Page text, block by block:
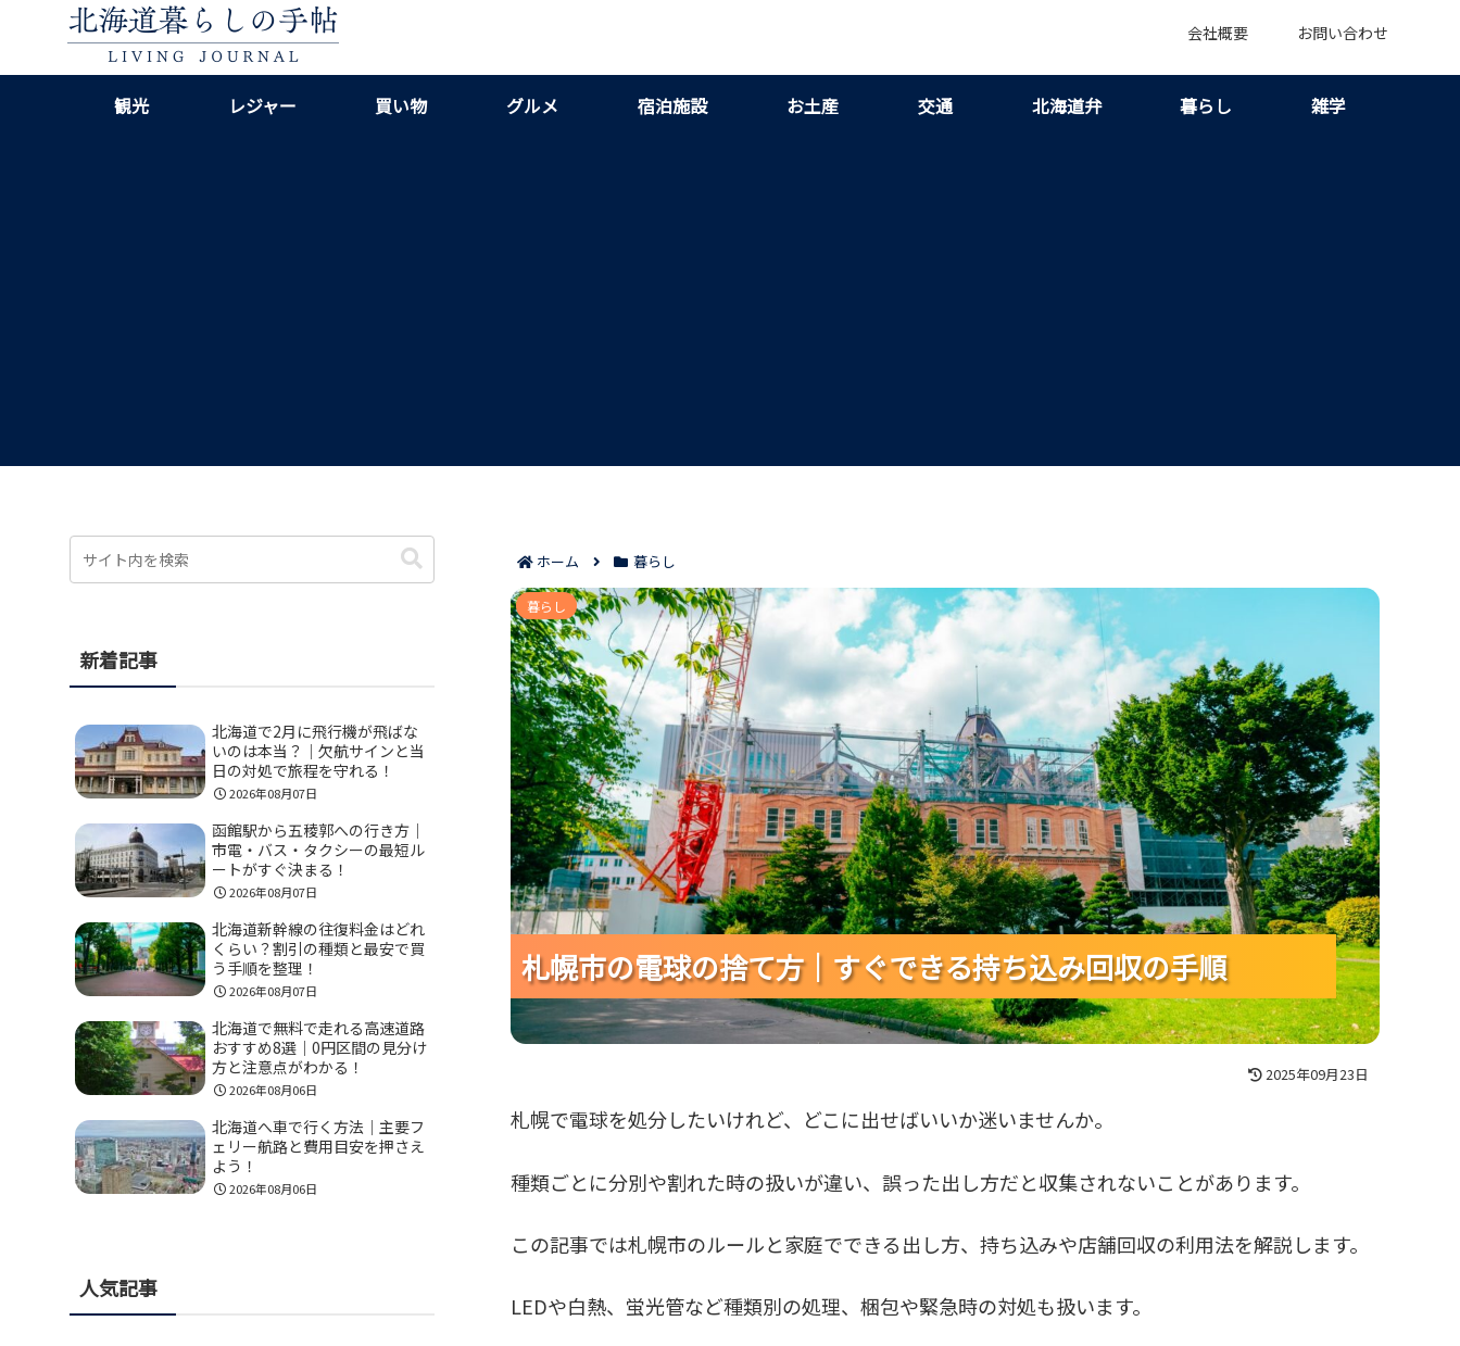
会社概要 お問い合わせ
観光 レジャー 買い物 グルメ 宿泊施設 お土産 交通 北海道弁 暮らし 雑学
ホーム 暮らし
札幌市の電球の捨て方｜すぐできる持ち込み回収の手順
札幌市の電球の捨て方｜すぐできる持ち込み回収の手順
札幌市の電球の捨て方｜すぐできる持ち込み回収の手順
札幌市の電球の捨て方｜すぐできる持ち込み回収の手順
暮らし
2025年09月23日
札幌で電球を処分したいけれど、どこに出せばいいか迷いませんか。
種類ごとに分別や割れた時の扱いが違い、誤った出し方だと収集されないことがあります。
この記事では札幌市のルールと家庭でできる出し方、持ち込みや店舗回収の利用法を解説します。
LEDや白熱、蛍光管など種類別の処理、梱包や緊急時の対処も扱います。
新着記事
北海道で2月に飛行機が飛ばな
いのは本当？｜欠航サインと当
日の対処で旅程を守れる！
2026年08月07日
函館駅から五稜郭への行き方｜
市電・バス・タクシーの最短ル
ートがすぐ決まる！
2026年08月07日
北海道新幹線の往復料金はどれ
くらい？割引の種類と最安で買
う手順を整理！
2026年08月07日
北海道で無料で走れる高速道路
おすすめ8選｜0円区間の見分け
方と注意点がわかる！
2026年08月06日
北海道へ車で行く方法｜主要フ
ェリー航路と費用目安を押さえ
よう！
2026年08月06日
人気記事